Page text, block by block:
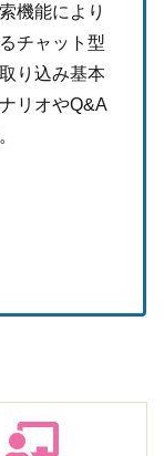
機能により
チャット型
り込み基本
リオやQ&A